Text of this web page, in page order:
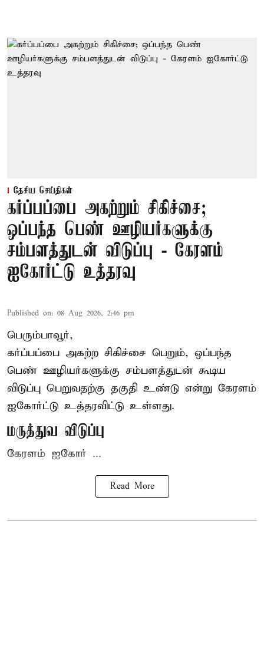
தேசிய செய்திகள்
கர்ப்பப்பை அகற்றும் சிகிச்சை;
ஒப்பந்த பெண் ஊழியர்களுக்கு
சம்பளத்துடன் விடுப்பு - கேரளம்
ஐகோர்ட்டு உத்தரவு
Published on: 08 Aug 2026, 2:46 pm
பெரும்பாவூர்,
கர்ப்பப்பை அகற்ற சிகிச்சை பெறும், ஒப்பந்த
பெண் ஊழியர்களுக்கு சம்பளத்துடன் கூடிய
விடுப்பு பெறுவதற்கு தகுதி உண்டு என்று கேரளம்
ஐகோர்ட்டு உத்தரவிட்டு உள்ளது.
மருத்துவ விடுப்பு
கேரளம் ஐகோர் ...
Read More